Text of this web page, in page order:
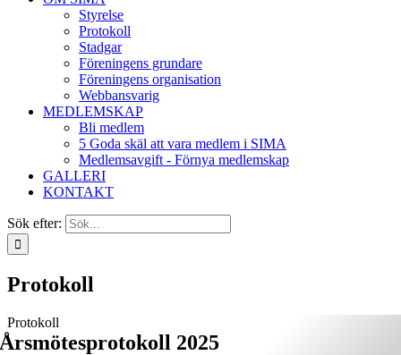
Styrelse
Protokoll
Stadgar
Föreningens grundare
Föreningens organisation
Webbansvarig
MEDLEMSKAP
Bli medlem
5 Goda skäl att vara medlem i SIMA
Medlemsavgift - Förnya medlemskap
GALLERI
KONTAKT
Sök efter:
Protokoll
Protokoll
Årsmötesprotokoll 2025